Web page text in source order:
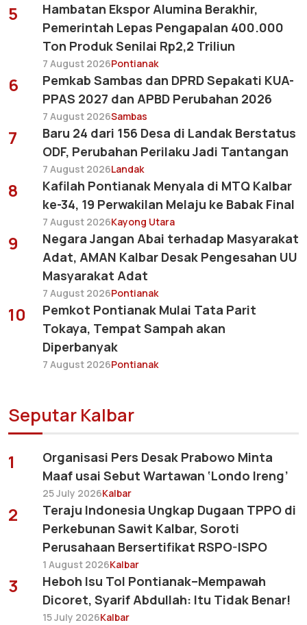
5
Hambatan Ekspor Alumina Berakhir,
Pemerintah Lepas Pengapalan 400.000
Ton Produk Senilai Rp2,2 Triliun
7 August 2026Pontianak
6
Pemkab Sambas dan DPRD Sepakati KUA-
PPAS 2027 dan APBD Perubahan 2026
7 August 2026Sambas
7
Baru 24 dari 156 Desa di Landak Berstatus
ODF, Perubahan Perilaku Jadi Tantangan
7 August 2026Landak
8
Kafilah Pontianak Menyala di MTQ Kalbar
ke-34, 19 Perwakilan Melaju ke Babak Final
7 August 2026Kayong Utara
9
Negara Jangan Abai terhadap Masyarakat
Adat, AMAN Kalbar Desak Pengesahan UU
Masyarakat Adat
7 August 2026Pontianak
10
Pemkot Pontianak Mulai Tata Parit
Tokaya, Tempat Sampah akan
Diperbanyak
7 August 2026Pontianak
Seputar Kalbar
1
Organisasi Pers Desak Prabowo Minta
Maaf usai Sebut Wartawan ‘Londo Ireng’
25 July 2026Kalbar
2
Teraju Indonesia Ungkap Dugaan TPPO di
Perkebunan Sawit Kalbar, Soroti
Perusahaan Bersertifikat RSPO-ISPO
1 August 2026Kalbar
3
Heboh Isu Tol Pontianak–Mempawah
Dicoret, Syarif Abdullah: Itu Tidak Benar!
15 July 2026Kalbar